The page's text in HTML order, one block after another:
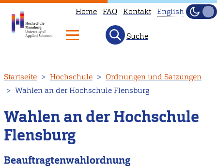
zum
Inhalt
Home FAQ Kontakt
not
English.
English
Hell
Suche
Startseite Hochschule
Ordnungen und Satzungen
Wahlen an der Hochschule Flensburg
Wahlen an der Hochschule
Flensburg
Beauftragtenwahlordnung